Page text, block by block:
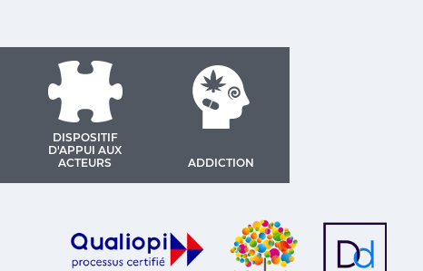
DISPOSITIF
D'APPUI AUX
ACTEURS
ADDICTION